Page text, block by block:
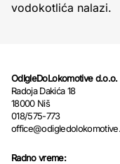
vodokotlića nalazi.
OdIgleDoLokomotive d.o.o.
Radoja Dakića 18
18000 Niš
018/575-773
Radno vreme: